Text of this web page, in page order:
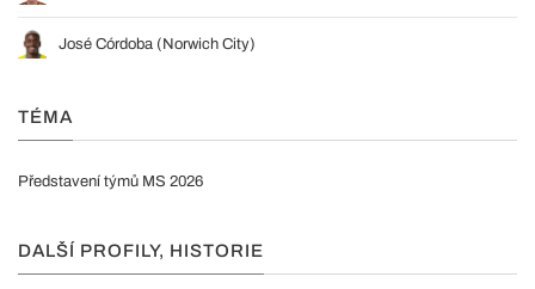
José Córdoba (Norwich City)
TÉMA
Představení týmů MS 2026
DALŠÍ PROFILY, HISTORIE